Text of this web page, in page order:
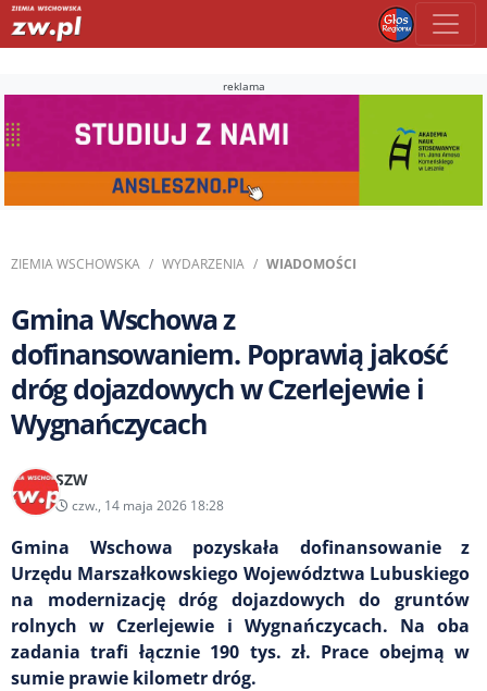
reklama
ZIEMIA WSCHOWSKA WYDARZENIA WIADOMOŚCI
Gmina Wschowa z
dofinansowaniem. Poprawią jakość
dróg dojazdowych w Czerlejewie i
Wygnańczycach
SZW
czw., 14 maja 2026 18:28
Gmina Wschowa pozyskała dofinansowanie z
Urzędu Marszałkowskiego Województwa Lubuskiego
na modernizację dróg dojazdowych do gruntów
rolnych w Czerlejewie i Wygnańczycach. Na oba
zadania trafi łącznie 190 tys. zł. Prace obejmą w
sumie prawie kilometr dróg.